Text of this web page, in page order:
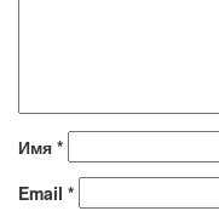
Имя *
Email *